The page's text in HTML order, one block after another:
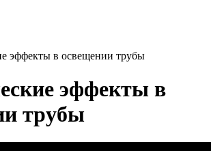
эффекты в освещении трубы
эффекты в
трубы